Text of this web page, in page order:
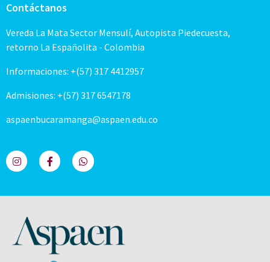
Contáctanos
Vereda La Mata Sector Mensulí, Autopista Piedecuesta,
retorno La Españolita - Colombia
Informaciones: +(57) 317 4412957
Admisiones: +(57) 317 6547178
aspaenbucaramanga@aspaen.edu.co